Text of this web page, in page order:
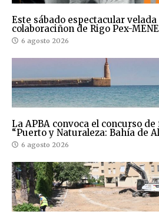
Este sábado espectacular
colaboraciñon de Rigo Pex-
6 agosto 2026
La APBA convoca el concurso
“Puerto y Naturaleza: Bahía de
6 agosto 2026